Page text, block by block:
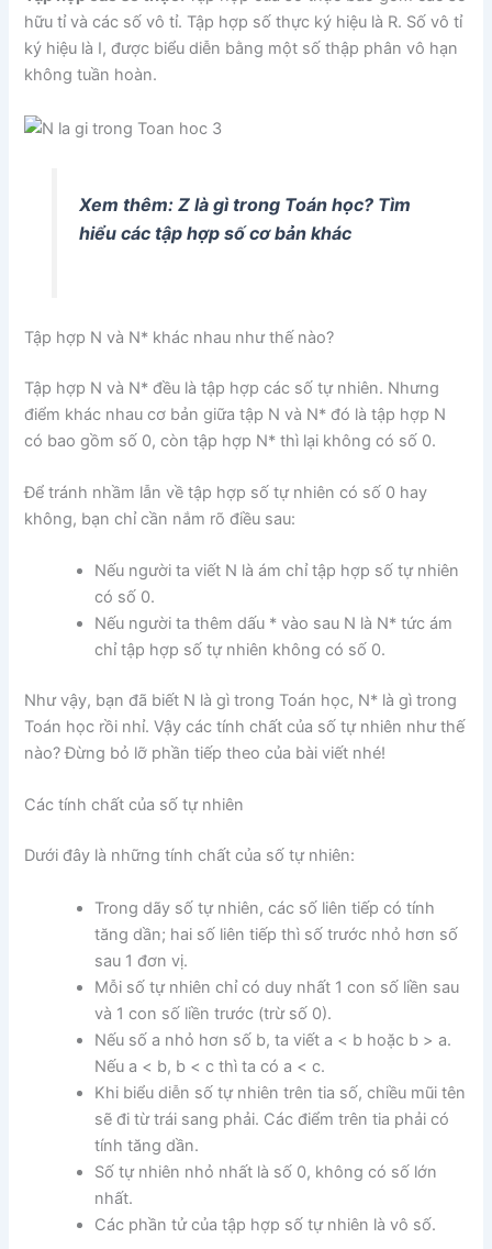
hữu tỉ và các số vô tỉ. Tập hợp số thực ký hiệu là R. Số vô tỉ
ký hiệu là I, được biểu diễn bằng một số thập phân vô hạn
không tuần hoàn.
Xem thêm: Z là gì trong Toán học? Tìm
hiểu các tập hợp số cơ bản khác
Tập hợp N và N* khác nhau như thế nào?
Tập hợp N và N* đều là tập hợp các số tự nhiên. Nhưng
điểm khác nhau cơ bản giữa tập N và N* đó là tập hợp N
có bao gồm số 0, còn tập hợp N* thì lại không có số 0.
Để tránh nhầm lẫn về tập hợp số tự nhiên có số 0 hay
không, bạn chỉ cần nắm rõ điều sau:
Nếu người ta viết N là ám chỉ tập hợp số tự nhiên
có số 0.
Nếu người ta thêm dấu * vào sau N là N* tức ám
chỉ tập hợp số tự nhiên không có số 0.
Như vậy, bạn đã biết N là gì trong Toán học, N* là gì trong
Toán học rồi nhỉ. Vậy các tính chất của số tự nhiên như thế
nào? Đừng bỏ lỡ phần tiếp theo của bài viết nhé!
Các tính chất của số tự nhiên
Dưới đây là những tính chất của số tự nhiên:
Trong dãy số tự nhiên, các số liên tiếp có tính
tăng dần; hai số liên tiếp thì số trước nhỏ hơn số
sau 1 đơn vị.
Mỗi số tự nhiên chỉ có duy nhất 1 con số liền sau
và 1 con số liền trước (trừ số 0).
Nếu số a nhỏ hơn số b, ta viết a < b hoặc b > a.
Nếu a < b, b < c thì ta có a < c.
Khi biểu diễn số tự nhiên trên tia số, chiều mũi tên
sẽ đi từ trái sang phải. Các điểm trên tia phải có
tính tăng dần.
Số tự nhiên nhỏ nhất là số 0, không có số lớn
nhất.
Các phần tử của tập hợp số tự nhiên là vô số.